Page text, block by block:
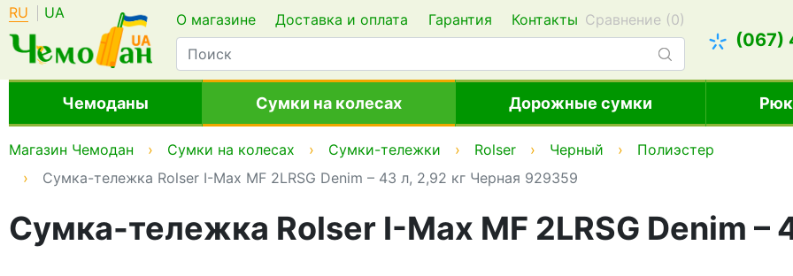
RU UA О магазине Доставка и оплата Гарантия Контакты Сравнение (0)
(067)
Чемоданы Сумки на колесах Дорожные сумки
Магазин Чемодан Сумки на колесах Сумки-тележки Rolser Черный
Полиэстер
Сумка-тележка Rolser I-Max MF 2LRSG Denim – 43 л, 2,92 кг Черная 929359
Сумка-тележка Rolser I-Max MF 2LRSG Denim –